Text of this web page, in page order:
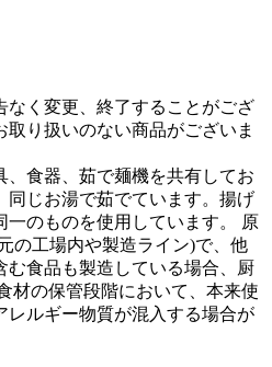
なく変更、終了することがござ
取り扱いのない商品がございま
、食器、茹で麺機を共有してお
同じお湯で茹でています。揚げ
一のものを使用しています。 原
の工場内や製造ライン)で、他
む食品も製造している場合、厨
材の保管段階において、本来使
レルギー物質が混入する場合が